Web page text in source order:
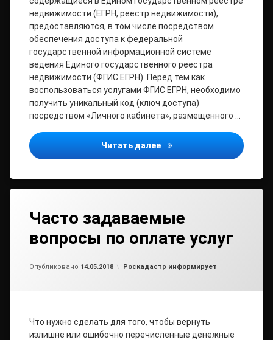
недвижимости (ЕГРН, реестр недвижимости),
предоставляются, в том числе посредством
обеспечения доступа к федеральной
государственной информационной системе
ведения Единого государственного реестра
недвижимости (ФГИС ЕГРН). Перед тем как
воспользоваться услугами ФГИС ЕГРН, необходимо
получить уникальный код (ключ доступа)
посредством «Личного кабинета», размещенного …
Читать далее Предоставление
Часто задаваемые
вопросы по оплате услуг
Опубликовано 14.05.2018 Рубрики:
Роскадастр информирует
Что нужно сделать для того, чтобы вернуть
излишне или ошибочно перечисленные денежные